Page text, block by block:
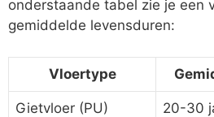
onderstaande tabel zie je een
gemiddelde levensduren:
Vloertype
Gietvloer (PU) 20-30